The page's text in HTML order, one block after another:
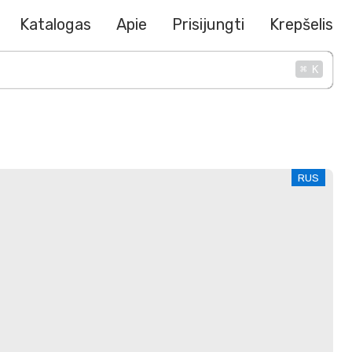
Katalogas Apie Prisijungti Krepšelis
⌘ K
RUS